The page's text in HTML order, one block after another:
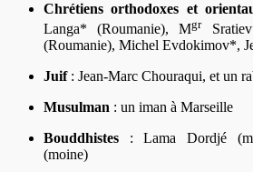
Chrétiens orthodoxes et
Langa* (Roumanie), Mgr
(Roumanie), Michel Evdokimov*,
Juif: Jean-Marc Chouraqui, et un
Musulman : un iman à Marseille
Bouddhistes : Lama Dordjé
(moine)